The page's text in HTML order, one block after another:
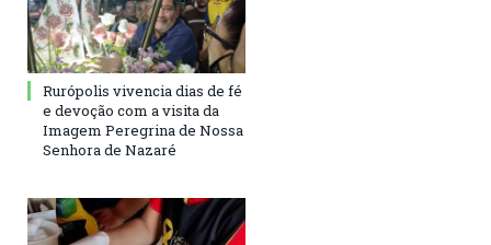
Rurópolis vivencia dias de fé
e devoção com a visita da
Imagem Peregrina de Nossa
Senhora de Nazaré